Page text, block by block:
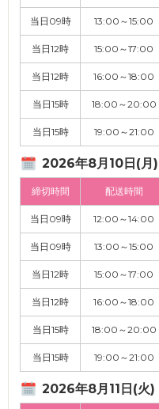
当日09時 13:00～15:00
当日12時 15:00～17:00
当日12時 16:00～18:00
当日15時 18:00～20:00
当日15時 19:00～21:00
2026年8月10日(月)
締切時間 配送時間
当日09時 12:00～14:00
当日09時 13:00～15:00
当日12時 15:00～17:00
当日12時 16:00～18:00
当日15時 18:00～20:00
当日15時 19:00～21:00
2026年8月11日(火)